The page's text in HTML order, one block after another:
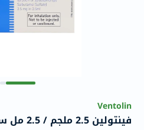
Ventolin
فينتولين 2.5 ملجم / 2.5 مل سديخات ، عبوة من 40